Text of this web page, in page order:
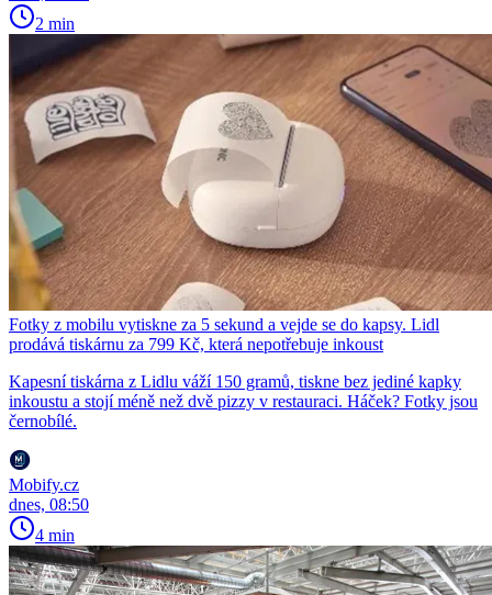
2 min
Fotky z mobilu vytiskne za 5 sekund a vejde se do kapsy. Lidl
prodává tiskárnu za 799 Kč, která nepotřebuje inkoust
Kapesní tiskárna z Lidlu váží 150 gramů, tiskne bez jediné kapky
inkoustu a stojí méně než dvě pizzy v restauraci. Háček? Fotky jsou
černobílé.
Mobify.cz
dnes, 08:50
4 min